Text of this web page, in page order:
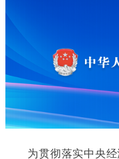
为贯彻落实中央经